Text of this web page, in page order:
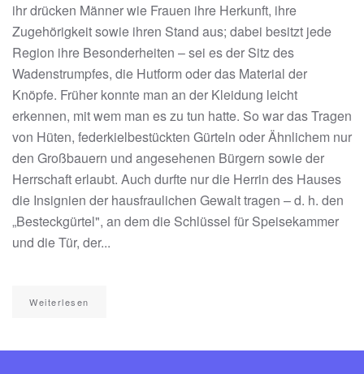
ihr drücken Männer wie Frauen ihre Herkunft, ihre
Zugehörigkeit sowie ihren Stand aus; dabei besitzt jede
Region ihre Besonderheiten – sei es der Sitz des
Wadenstrumpfes, die Hutform oder das Material der
Knöpfe. Früher konnte man an der Kleidung leicht
erkennen, mit wem man es zu tun hatte. So war das Tragen
von Hüten, federkielbestückten Gürteln oder Ähnlichem nur
den Großbauern und angesehenen Bürgern sowie der
Herrschaft erlaubt. Auch durfte nur die Herrin des Hauses
die Insignien der hausfraulichen Gewalt tragen – d. h. den
„Besteckgürtel", an dem die Schlüssel für Speisekammer
und die Tür, der...
Weiterlesen